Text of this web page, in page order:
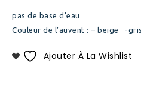
pas de base d’eau
Couleur de l’auvent : – beige -
Ajouter À La Wishlist